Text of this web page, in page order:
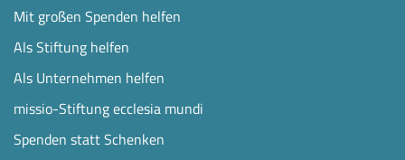
Mit großen Spenden helfen
Als Stiftung helfen
Als Unternehmen helfen
missio-Stiftung ecclesia mundi
Spenden statt Schenken